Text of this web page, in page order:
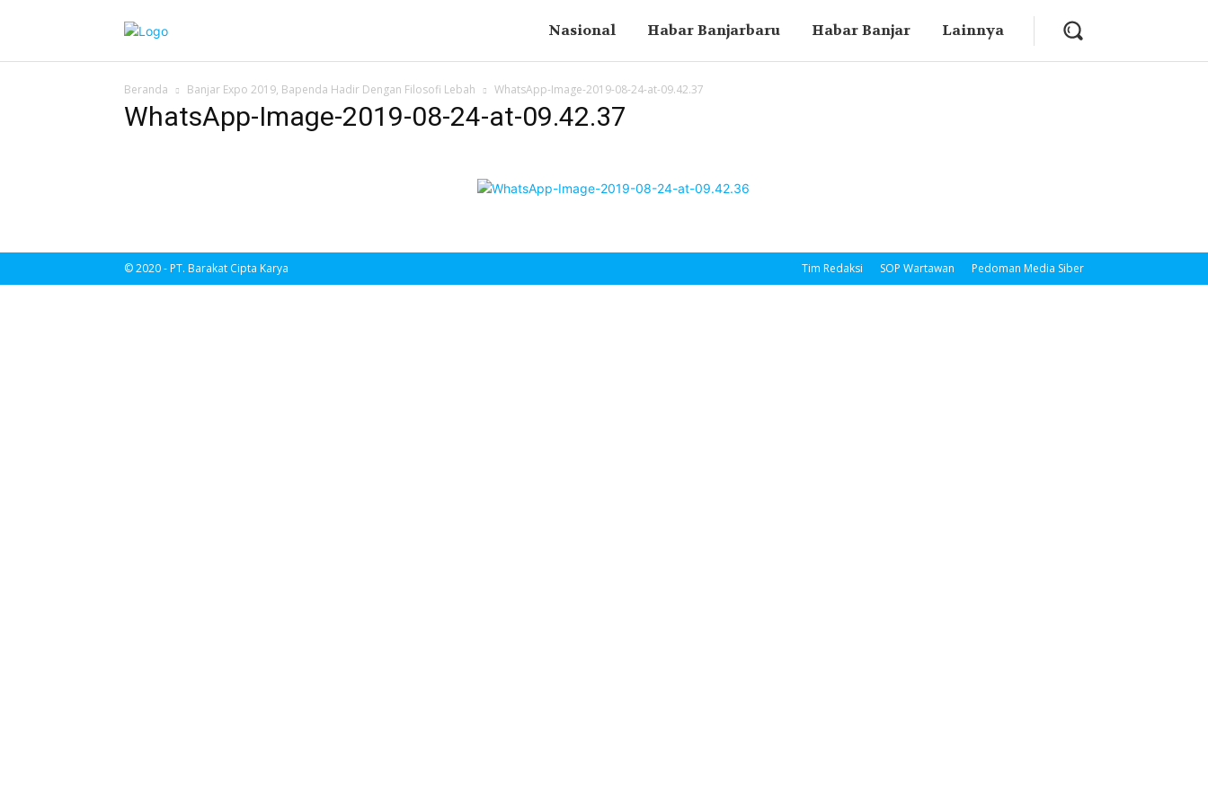
Nasional Habar Banjarbaru Habar Banjar Lainnya
Beranda Banjar Expo 2019, Bapenda Hadir Dengan Filosofi Lebah WhatsApp-Image-2019-08-24-at-09.42.37
WhatsApp-Image-2019-08-24-at-09.42.37
Tim Redaksi SOP Wartawan Pedoman Media Siber
© 2020 - PT. Barakat Cipta Karya